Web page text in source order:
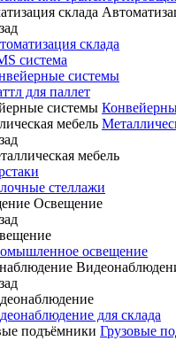
склада
система
системы
для паллет
мебель
стеллажи
Освещение
освещение
для склада
Грузовые